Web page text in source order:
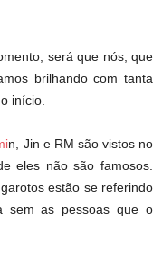
será que nós, que
brilhando com tanta
início.
n, Jin e RM são vistos no
eles não são famosos.
estão se referindo
sem as pessoas que o